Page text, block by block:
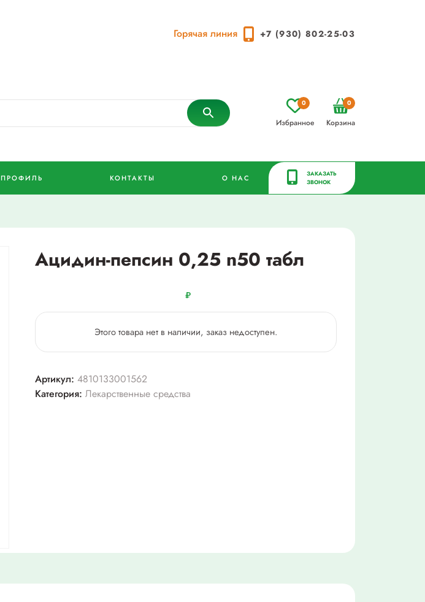
Горячая линия +7 (930) 802-25-03
Избранное
0
Корзина
0
ПРОФИЛЬ КОНТАКТЫ О НАС
ЗАКАЗАТЬ
ЗВОНОК
Ацидин-пепсин 0,25 n50 табл
₽
Этого товара нет в наличии, заказ недоступен.
Артикул: 4810133001562
Категория: Лекарственные средства